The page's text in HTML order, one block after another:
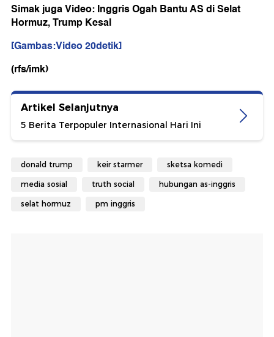
Simak juga Video: Inggris Ogah Bantu AS di Selat
Hormuz, Trump Kesal
[Gambas:Video 20detik]
(rfs/imk)
Artikel Selanjutnya
5 Berita Terpopuler Internasional Hari Ini
donald trump keir starmer sketsa komedi
media sosial truth social hubungan as-inggris
selat hormuz pm inggris